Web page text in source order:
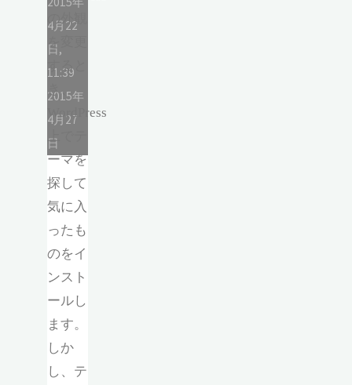
4月22
日,
11:39
2015年
4月27
日
の外観
を変更
すると
き、
WordPress
上でテ
ーマを
探して
気に入
ったも
のをイ
ンスト
ールし
ます。
しか
し、テ